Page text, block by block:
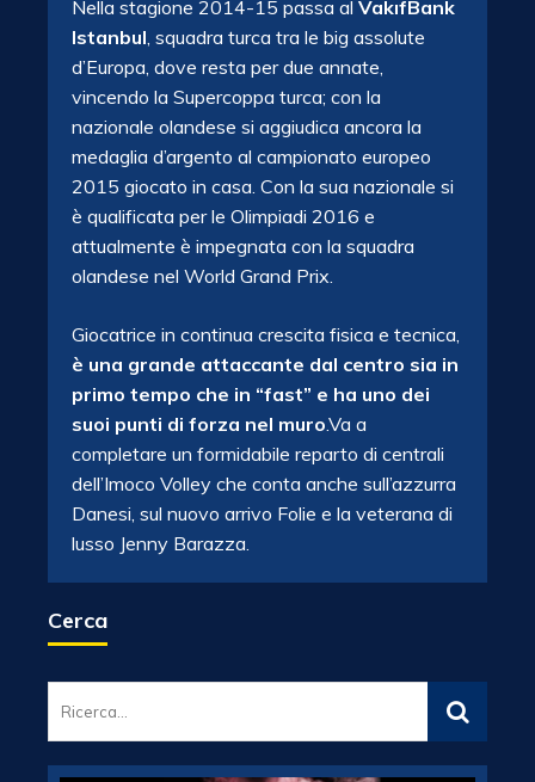
Nella stagione 2014-15 passa al VakıfBank
Istanbul, squadra turca tra le big assolute
d’Europa, dove resta per due annate,
vincendo la Supercoppa turca; con la
nazionale olandese si aggiudica ancora la
medaglia d’argento al campionato europeo
2015 giocato in casa. Con la sua nazionale si
è qualificata per le Olimpiadi 2016 e
attualmente è impegnata con la squadra
olandese nel World Grand Prix.
Giocatrice in continua crescita fisica e tecnica,
è una grande attaccante dal centro sia in
primo tempo che in “fast” e ha uno dei
suoi punti di forza nel muro.Va a
completare un formidabile reparto di centrali
dell’Imoco Volley che conta anche sull’azzurra
Danesi, sul nuovo arrivo Folie e la veterana di
lusso Jenny Barazza.
Cerca